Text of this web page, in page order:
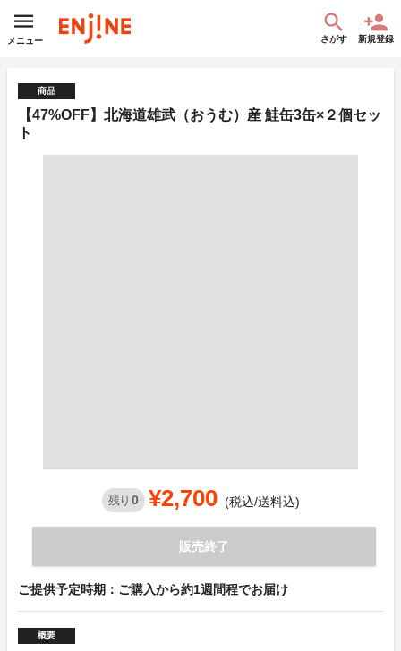
メニュー さがす 新規登録
商品
【47%OFF】北海道雄武（おうむ）産 鮭缶3缶×２個セッ
ト
残り 0 ¥2,700 (税込/送料込)
販売終了
ご提供予定時期：ご購入から約1週間程でお届け
概要